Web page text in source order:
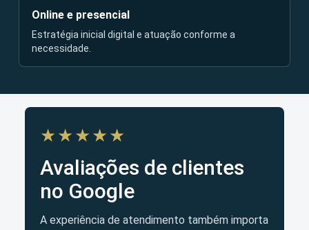
Online e presencial
Estratégia inicial digital e atuação conforme a
necessidade.
★★★★★
Avaliações de clientes
no Google
A experiência de atendimento também importa